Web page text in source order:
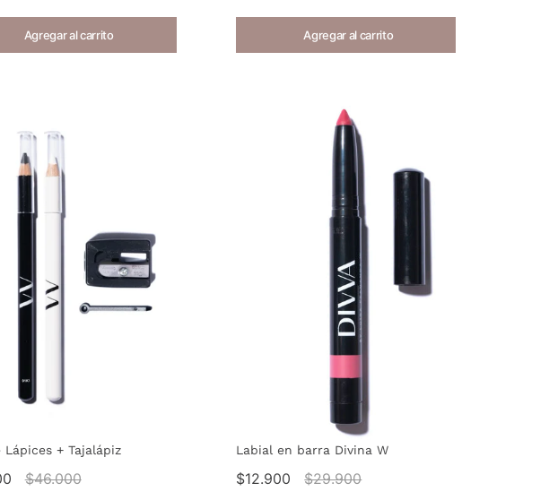
Agregar al carrito Agregar al carrito
Lápices + Tajalápiz
$46.000
Labial en barra Divina W
$12.900 $29.900